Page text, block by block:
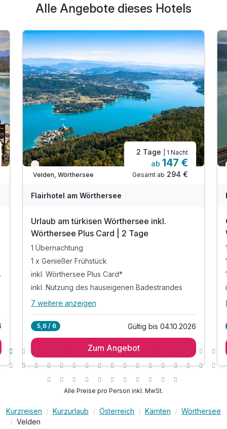
Alle Angebote dieses Hotels
Wieder frei ab Oktober
Velden, Wörthersee
2 Tage | 1 Nacht
ab 147 €
Gesamt ab 294 €
Flairhotel am Wörthersee
Urlaub am türkisen Wörthersee inkl.
Wörthersee Plus Card | 2 Tage
1 Übernachtung
1 x Genießer Frühstück
inkl. Wörthersee Plus Card*
inkl. Nutzung des hauseigenen Badestrandes
Alle Inklusivleistungen
1 x Genießer Frühstück
inkl. Wörthersee Plus Card*
inkl. Liegen & Sonnenschirme
Wellnessbereiches
inkl. Hallenbad mit Gegenstromanlage
7 weitere anzeigen
5,6 / 6 Gültig bis 04.10.2026
Zum Angebot
Alle Preise pro Person inkl. MwSt.
Kurzreisen Kurzurlaub Österreich Kärnten
Wörthersee
Velden